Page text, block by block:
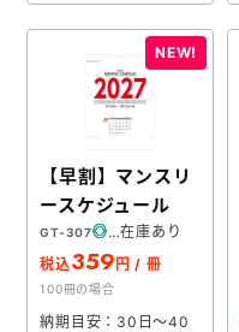
【早割】マンスリ
ースケジュール
GT-307
在庫あり
税込359 円 / 冊
100冊の場合
納期目安：30日～40